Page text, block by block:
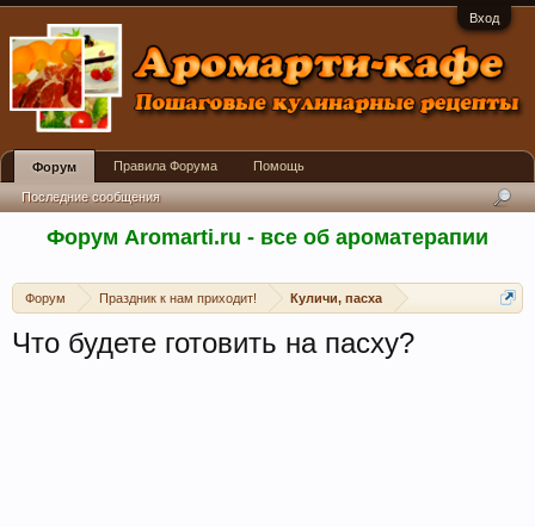
Вход
Форум Aromarti.ru - все об ароматерапии
Форум Праздник к нам приходит! Куличи, пасха
Что будете готовить на пасху?
Форум
Последние сообщения
Правила Форума Помощь